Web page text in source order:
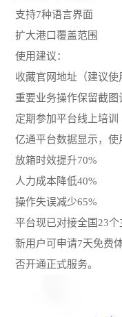
支持7种语言界面
扩大港口覆盖范围
使用建议：
收藏官网地址（建议使
重要业务操作保留截图
定期参加平台线上培训
亿通平台数据显示，使
放箱时效提升70%
人力成本降低40%
操作失误减少65%
平台现已对接全国23个
新用户可申请7天免费
否开通正式服务。